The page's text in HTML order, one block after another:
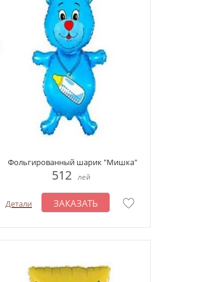
Фольгированный шарик "Мишка"
512 лей
Детали ЗАКАЗАТЬ